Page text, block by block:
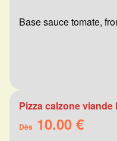
Base sauce tomate,
Pizza calzone viande
Dès 10.00 €